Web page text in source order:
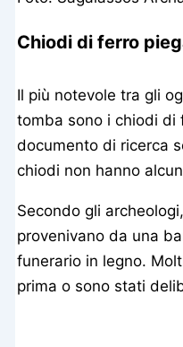
Chiodi di ferro
Il più notevole tra gli
tomba sono i chiodi di
documento di ricerca
chiodi non hanno
Secondo gli
provenivano da una
funerario in legno.
prima o sono stati